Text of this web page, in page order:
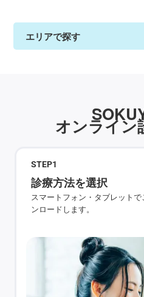
エリアで探す
オンライン
STEP1
診療方法を選択
スマートフォン・タブレット
ンロードします。